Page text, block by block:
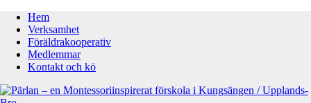
Hem
Verksamhet
Föräldrakooperativ
Medlemmar
Kontakt och kö